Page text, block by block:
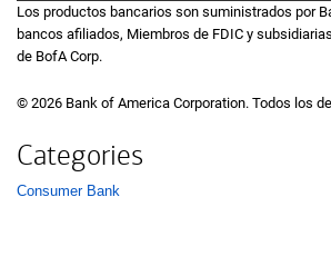
Los productos bancarios son suministrados por
bancos afiliados, Miembros de F D I C
FDIC y
de B of A Corp
BofA Corp.
© 2026 Bank of America Corporation. Todos los
Categories
List with 1 items.
Consumer Bank